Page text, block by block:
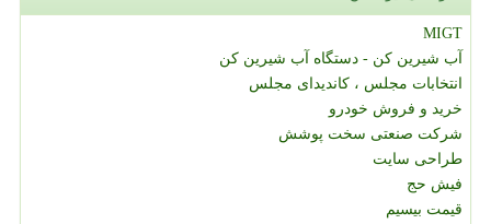
MIGT
آب شیرین کن - دستگاه آب شیرین کن
انتخابات مجلس ، کاندیدای مجلس
خرید و فروش خودرو
شرکت صنعتی سخت پوشش
طراحی سایت
فیش حج
قیمت بیسیم